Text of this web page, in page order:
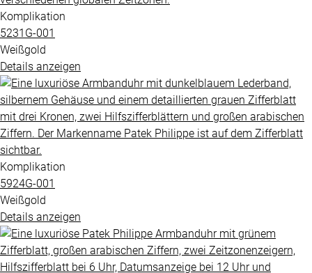
Komplikation
5231G​-001
Weißgold
Details anzeigen
Komplikation
5924G​-001
Weißgold
Details anzeigen